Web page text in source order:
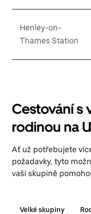
Henley-on-
Thames Station
Cestování s
rodinou na
Ať už potřebujete
požadavky, tyto
vaší skupině
Velké skupiny